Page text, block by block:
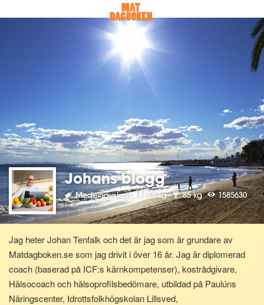
Johans blogg
Medelhavskost 86 kg 85 kg 1585630
Jag heter Johan Tenfalk och det är jag som är grundare av
Matdagboken.se som jag drivit i över 16 år. Jag är diplomerad
coach (baserad på ICF:s kärnkompetenser), kostrådgivare,
Hälsocoach och hälsoprofilsbedömare, utbildad på Paulúns
Näringscenter, Idrottsfolkhögskolan Lillsved,